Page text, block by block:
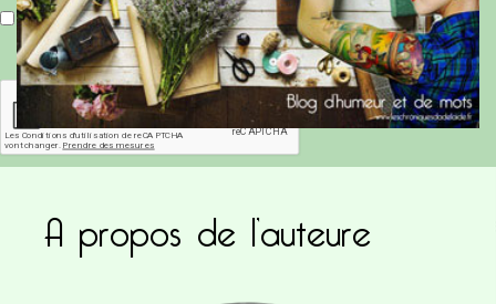
Enregistrer mon nom, mon e-mail et mon site dans le navigateur pour mon prochain commentaire.
Ce site utilise Akismet pour réduire les
commentaires sont traitées
A propos de l’auteure